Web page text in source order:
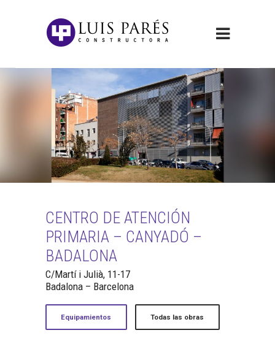
CENTRO DE ATENCIÓN
PRIMARIA – CANYADÓ –
BADALONA
C/Martí i Julià, 11-17
Badalona – Barcelona
Equipamientos Todas las obras